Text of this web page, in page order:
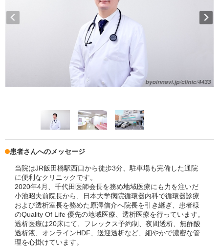
患者さんへのメッセージ
当院はJR飯田橋駅西口から徒歩3分、駐車場も完備した通院
に便利なクリニックです。
2020年4月、千代田医師会長を務め地域医療にも力を注いだ
小池昭夫前院長から、日本大学病院循環器内科で循環器診療
および透析室長を務めた原澤信介へ院長を引き継ぎ、患者様
のQuality Of Life 優先の地域医療、透析医療を行っています。
透析医療は20床にて、フレックス予約制、夜間透析、無酢酸
透析液、オンラインHDF、送迎透析など、細やかで濃密な管
理を心掛けています。